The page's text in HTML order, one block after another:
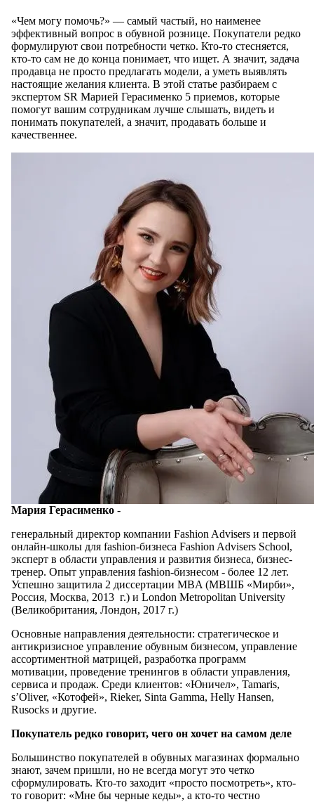
«Чем могу помочь?» — самый частый, но наименее
эффективный вопрос в обувной рознице. Покупатели редко
формулируют свои потребности четко. Кто-то стесняется,
кто-то сам не до конца понимает, что ищет. А значит, задача
продавца не просто предлагать модели, а уметь выявлять
настоящие желания клиента. В этой статье разбираем с
экспертом SR Марией Герасименко 5 приемов, которые
помогут вашим сотрудникам лучше слышать, видеть и
понимать покупателей, а значит, продавать больше и
качественнее.
Мария Герасименко -
генеральный директор компании Fashion Advisers и первой
онлайн-школы для fashion-бизнеса Fashion Advisers School,
эксперт в области управления и развития бизнеса, бизнес-
тренер. Опыт управления fashion-бизнесом - более 12 лет.
Успешно защитила 2 диссертации MBA (МВШБ «Мирби»,
Россия, Москва, 2013 г.) и London Metropolitan University
(Великобритания, Лондон, 2017 г.)
Основные направления деятельности: стратегическое и
антикризисное управление обувным бизнесом, управление
ассортиментной матрицей, разработка программ
мотивации, проведение тренингов в области управления,
сервиса и продаж. Среди клиентов: «Юничел», Tamaris,
s’Oliver, «Котофей», Rieker, Sinta Gamma, Helly Hansen,
Rusocks и другие.
Покупатель редко говорит, чего он хочет на самом деле
Большинство покупателей в обувных магазинах формально
знают, зачем пришли, но не всегда могут это четко
сформулировать. Кто-то заходит «просто посмотреть», кто-
то говорит: «Мне бы черные кеды», а кто-то честно